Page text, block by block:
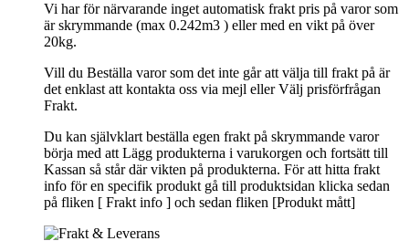
Vi har för närvarande inget automatisk frakt pris på varor som
är skrymmande (max 0.242m3 ) eller med en vikt på över
20kg.
Vill du Beställa varor som det inte går att välja till frakt på är
det enklast att kontakta oss via mejl eller Välj prisförfrågan
Frakt.
Du kan självklart beställa egen frakt på skrymmande varor
börja med att Lägg produkterna i varukorgen och fortsätt till
Kassan så står där vikten på produkterna. För att hitta frakt
info för en specifik produkt gå till produktsidan klicka sedan
på fliken [ Frakt info ] och sedan fliken [Produkt mått]